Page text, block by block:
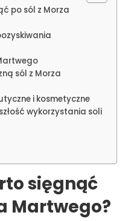
po sól z Morza
sól z Morza
i kosmetyczne
wykorzystania soli
sięgnąć
Martwego?